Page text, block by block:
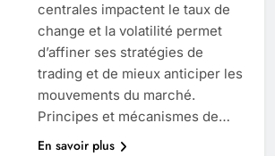
centrales impactent le taux de
change et la volatilité permet
d’affiner ses stratégies de
trading et de mieux anticiper les
mouvements du marché.
Principes et mécanismes de…
En savoir plus